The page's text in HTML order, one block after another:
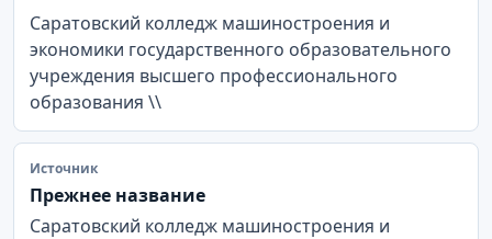
Саратовский колледж машиностроения и
экономики государственного образовательного
учреждения высшего профессионального
образования \\
Источник
Прежнее название
Саратовский колледж машиностроения и